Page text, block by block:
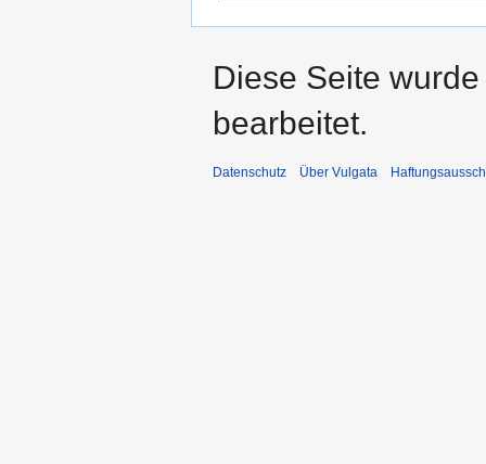
Diese Seite
bearbeitet.
Datenschutz Über Vulgata